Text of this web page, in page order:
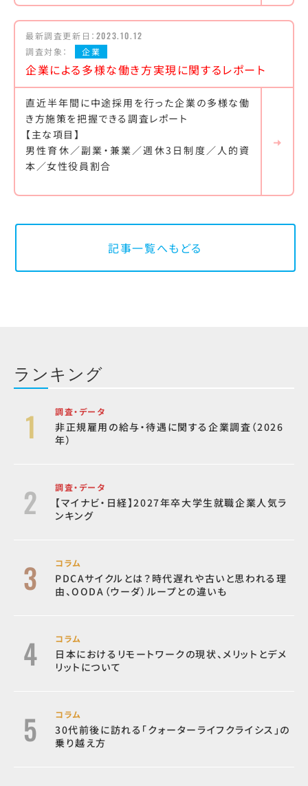
最新調査更新日： 2023.10.12
調査対象：
企業
企業による多様な働き方実現に関するレポート
直近半年間に中途採用を行った企業の多様な働
き方施策を把握できる調査レポート
【主な項目】
男性育休／副業・兼業／週休3日制度／人的資
本／女性役員割合
記事一覧へもどる
ランキング
調査・データ
非正規雇用の給与・待遇に関する企業調査（2026
年）
調査・データ
【マイナビ・日経】2027年卒大学生就職企業人気ラ
ンキング
コラム
PDCAサイクルとは？時代遅れや古いと思われる理
由、OODA（ウーダ）ループとの違いも
コラム
日本におけるリモートワークの現状、メリットとデメ
リットについて
コラム
30代前後に訪れる「クォーターライフクライシス」の
乗り越え方